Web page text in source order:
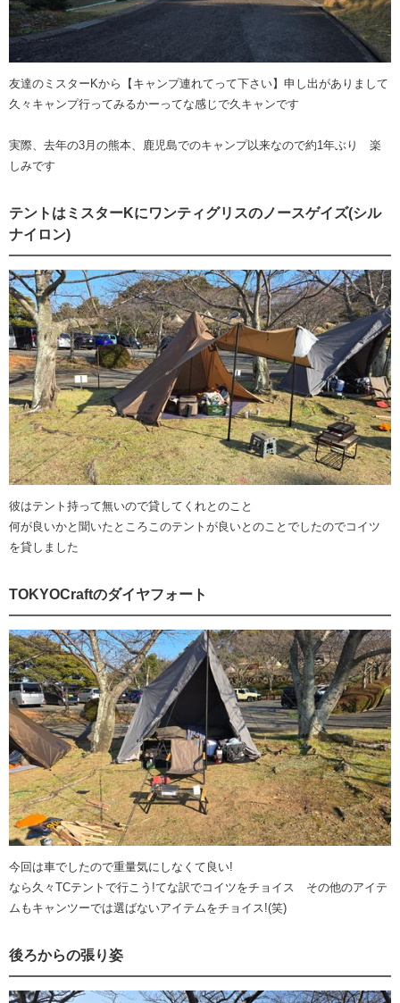
友達のミスターKから【キャンプ連れてって下さい】申し出がありまして
久々キャンプ行ってみるかーってな感じで久キャンです
実際、去年の3月の熊本、鹿児島でのキャンプ以来なので約1年ぶり 楽
しみです
テントはミスターKにワンティグリスのノースゲイズ(シル
ナイロン)
彼はテント持って無いので貸してくれとのこと
何が良いかと聞いたところこのテントが良いとのことでしたのでコイツ
を貸しました
TOKYOCraftのダイヤフォート
今回は車でしたので重量気にしなくて良い!
なら久々TCテントで行こう!てな訳でコイツをチョイス その他のアイテ
ムもキャンツーでは選ばないアイテムをチョイス!(笑)
後ろからの張り姿